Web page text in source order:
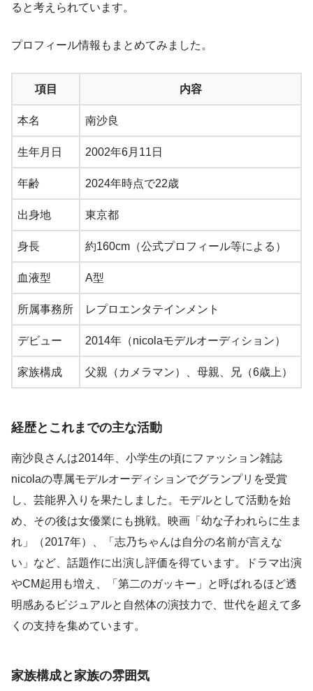
ると考えられています。
プロフィール情報もまとめてみました。
項目 内容
本名 南沙良
生年月日 2002年6月11日
年齢 2024年時点で22歳
出身地 東京都
身長 約160cm（公式プロフィール等による）
血液型 A型
所属事務所 レプロエンタテインメント
デビュー 2014年（nicolaモデルオーディション）
家族構成 父親（カメラマン）、母親、兄（6歳上）
経歴とこれまでの主な活動
南沙良さんは2014年、小学生の頃にファッション雑誌
nicolaの専属モデルオーディションでグランプリを受賞
し、芸能界入りを果たしました。モデルとして活動を始
め、その後は女優業にも挑戦。映画「幼な子われらに生ま
れ」（2017年）、「志乃ちゃんは自分の名前が言えな
い」など、話題作に出演し評価を得ています。ドラマ出演
やCM起用も増え、「第二のガッキー」と呼ばれるほど透
明感あるビジュアルと自然体の演技力で、世代を超えて多
くの支持を集めています。
家族構成と家族の雰囲気